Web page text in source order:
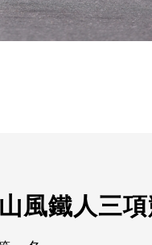
風鐵人三